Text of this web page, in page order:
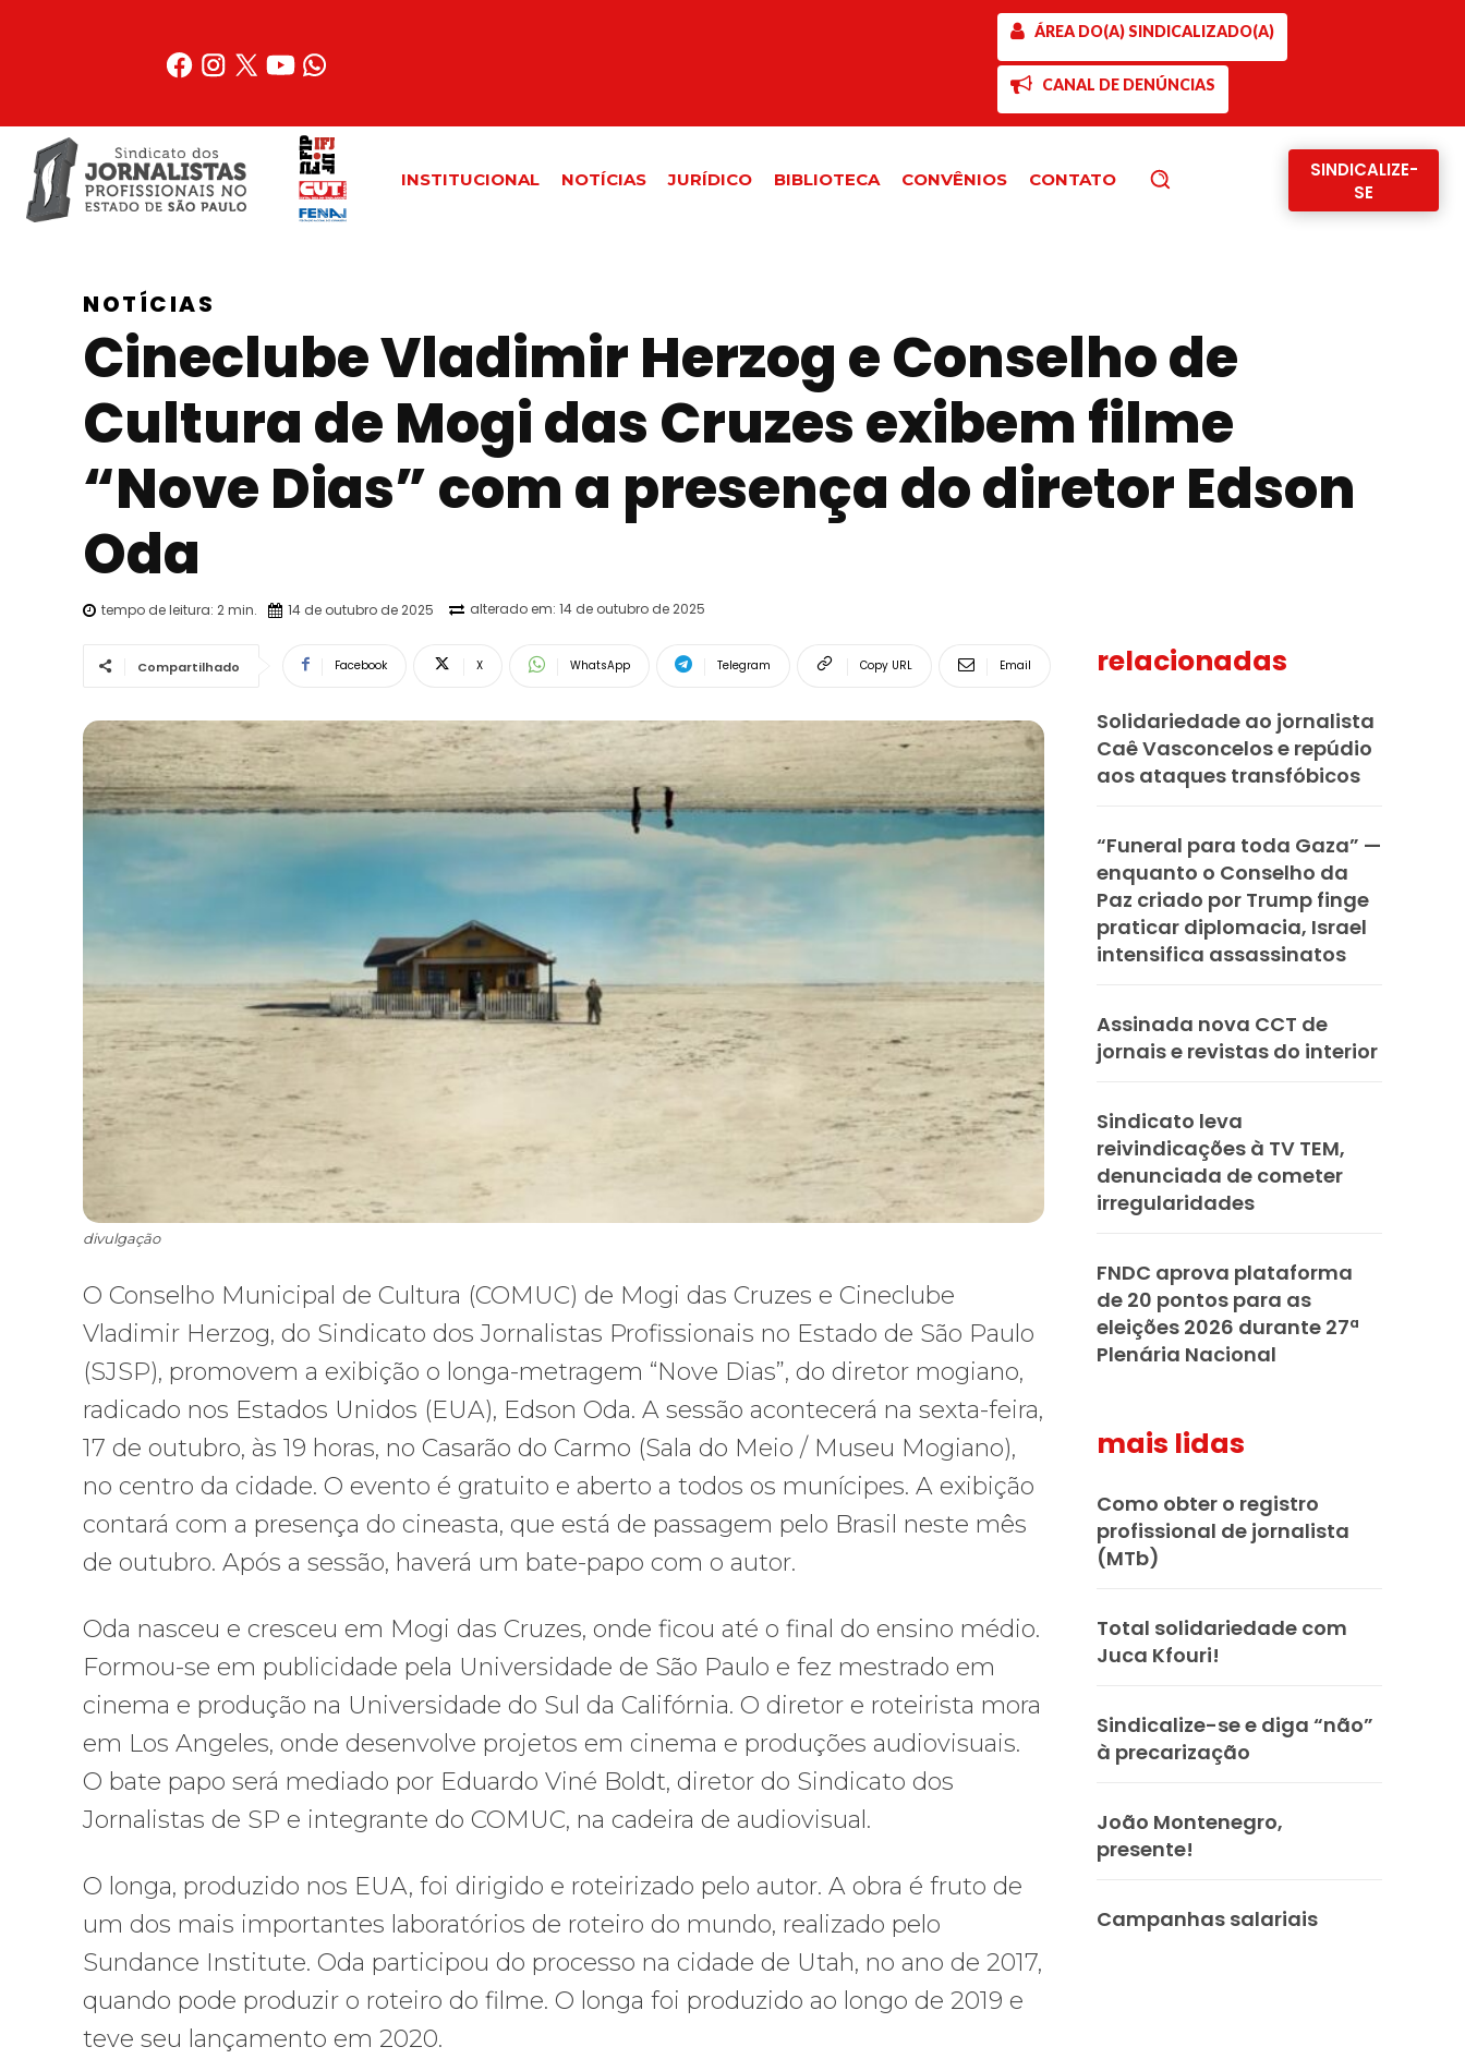
ÁREA DO(A) SINDICALIZADO(A)
CANAL DE DENÚNCIAS
INSTITUCIONAL NOTÍCIAS JURÍDICO BIBLIOTECA CONVÊNIOS CONTATO
SINDICALIZE-
SE
NOTÍCIAS
Cineclube Vladimir Herzog e Conselho de
Cultura de Mogi das Cruzes exibem filme
“Nove Dias” com a presença do diretor Edson
Oda
tempo de leitura: 2min. 14 de outubro de 2025 alterado em: 14 de outubro de 2025
Compartilhado Facebook X WhatsApp Telegram Copy URL Email
divulgação
O Conselho Municipal de Cultura (COMUC) de Mogi das Cruzes e Cineclube
Vladimir Herzog, do Sindicato dos Jornalistas Profissionais no Estado de São Paulo
(SJSP), promovem a exibição o longa-metragem “Nove Dias”, do diretor mogiano,
radicado nos Estados Unidos (EUA), Edson Oda. A sessão acontecerá na sexta-feira,
17 de outubro, às 19 horas, no Casarão do Carmo (Sala do Meio / Museu Mogiano),
no centro da cidade. O evento é gratuito e aberto a todos os munícipes. A exibição
contará com a presença do cineasta, que está de passagem pelo Brasil neste mês
de outubro. Após a sessão, haverá um bate-papo com o autor.
Oda nasceu e cresceu em Mogi das Cruzes, onde ficou até o final do ensino médio.
Formou-se em publicidade pela Universidade de São Paulo e fez mestrado em
cinema e produção na Universidade do Sul da Califórnia. O diretor e roteirista mora
em Los Angeles, onde desenvolve projetos em cinema e produções audiovisuais.
O bate papo será mediado por Eduardo Viné Boldt, diretor do Sindicato dos
Jornalistas de SP e integrante do COMUC, na cadeira de audiovisual.
O longa, produzido nos EUA, foi dirigido e roteirizado pelo autor. A obra é fruto de
um dos mais importantes laboratórios de roteiro do mundo, realizado pelo
Sundance Institute. Oda participou do processo na cidade de Utah, no ano de 2017,
quando pode produzir o roteiro do filme. O longa foi produzido ao longo de 2019 e
teve seu lançamento em 2020.
relacionadas
Solidariedade ao jornalista
Caê Vasconcelos e repúdio
aos ataques transfóbicos
“Funeral para toda Gaza” —
enquanto o Conselho da
Paz criado por Trump finge
praticar diplomacia, Israel
intensifica assassinatos
Assinada nova CCT de
jornais e revistas do interior
Sindicato leva
reivindicações à TV TEM,
denunciada de cometer
irregularidades
FNDC aprova plataforma
de 20 pontos para as
eleições 2026 durante 27ª
Plenária Nacional
mais lidas
Como obter o registro
profissional de jornalista
(MTb)
Total solidariedade com
Juca Kfouri!
Sindicalize-se e diga “não”
à precarização
João Montenegro,
presente!
Campanhas salariais